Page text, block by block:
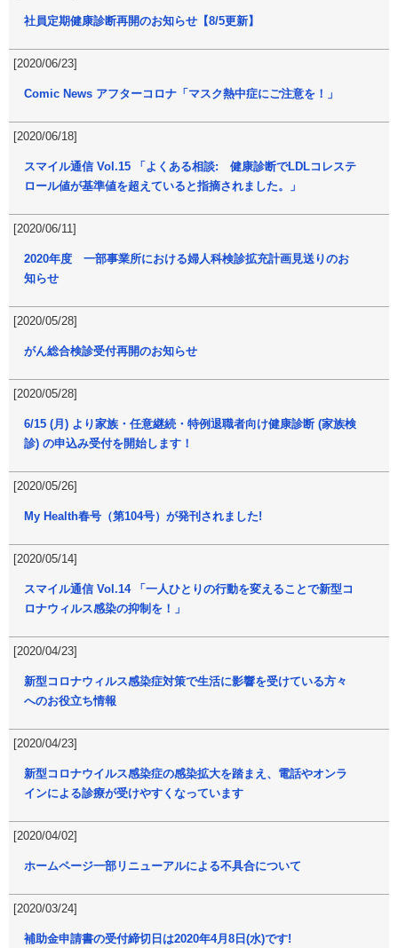
社員定期健康診断再開のお知らせ【8/5更新】
[2020/06/23]
Comic News アフターコロナ「マスク熱中症にご注意を！」
[2020/06/18]
スマイル通信 Vol.15 「よくある相談: 健康診断でLDLコレステ
ロール値が基準値を超えていると指摘されました。」
[2020/06/11]
2020年度 一部事業所における婦人科検診拡充計画見送りのお
知らせ
[2020/05/28]
がん総合検診受付再開のお知らせ
[2020/05/28]
6/15 (月) より家族・任意継続・特例退職者向け健康診断 (家族検
診) の申込み受付を開始します！
[2020/05/26]
My Health春号（第104号）が発刊されました!
[2020/05/14]
スマイル通信 Vol.14 「一人ひとりの行動を変えることで新型コ
ロナウィルス感染の抑制を！」
[2020/04/23]
新型コロナウィルス感染症対策で生活に影響を受けている方々
へのお役立ち情報
[2020/04/23]
新型コロナウイルス感染症の感染拡大を踏まえ、電話やオンラ
インによる診療が受けやすくなっています
[2020/04/02]
ホームページ一部リニューアルによる不具合について
[2020/03/24]
補助金申請書の受付締切日は2020年4月8日(水)です!